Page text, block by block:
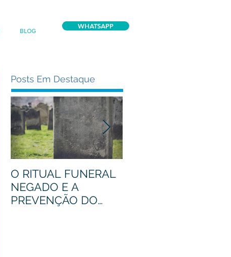
BLOG
WHATSAPP
Posts Em Destaque
O RITUAL FUNERAL
NEGADO E A
PREVENÇÃO DO